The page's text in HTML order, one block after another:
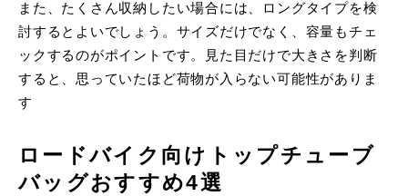
また、たくさん収納したい場合には、ロングタイプを検
討するとよいでしょう。サイズだけでなく、容量もチェ
ックするのがポイントです。見た目だけで大きさを判断
すると、思っていたほど荷物が入らない可能性がありま
す
ロードバイク向けトップチューブ
バッグおすすめ4選